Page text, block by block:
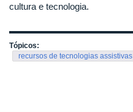
cultura e tecnologia.
Tópicos:
recursos de tecnologias assistivas